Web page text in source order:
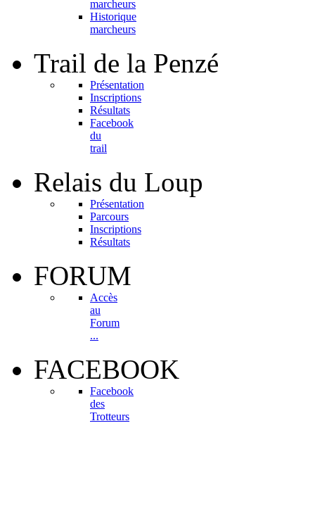
marcheurs
Historique
marcheurs
Trail de la Penzé
Présentation
Inscriptions
Résultats
Facebook
du
trail
Relais du Loup
Présentation
Parcours
Inscriptions
Résultats
FORUM
Accès
au
Forum
...
FACEBOOK
Facebook
des
Trotteurs